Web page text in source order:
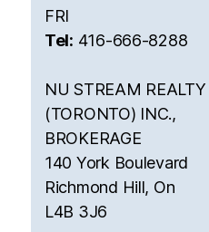
FRI
Tel: 416-666-8288
NU STREAM REALTY
(TORONTO) INC.,
BROKERAGE
140 York Boulevard
Richmond Hill, On
L4B 3J6